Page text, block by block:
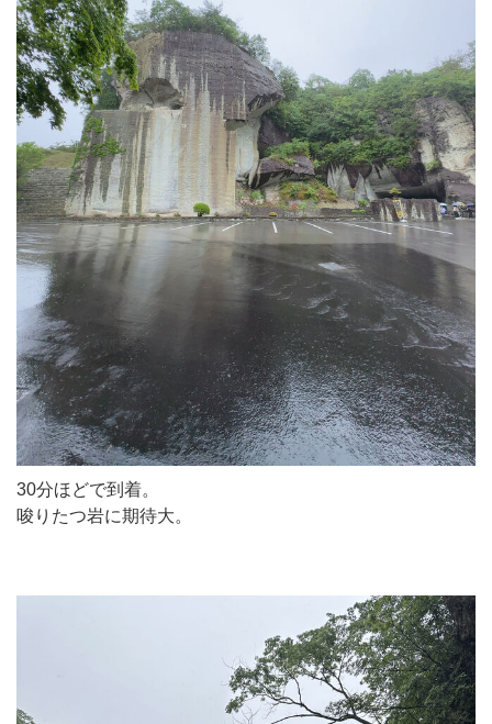
30分ほどで到着。
唆りたつ岩に期待大。